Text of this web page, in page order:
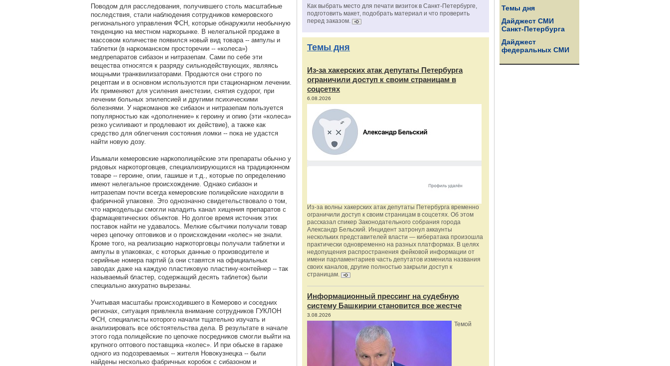
Поводом для расследования, получившего столь масштабные
последствия, стали наблюдения сотрудников кемеровского
регионального управления ФСН, которые обнаружили необычную
тенденцию на местном наркорынке. В нелегальной продаже в
массовом количестве появился новый вид товара -- ампулы и
таблетки (в наркоманском просторечии -- «колеса»)
медпрепаратов сибазон и нитразепам. Сами по себе эти
вещества относятся к разряду сильнодействующих, являясь
мощными транквилизаторами. Продаются они строго по
рецептам и в основном используются при стационарном лечении.
Их применяют для усиления анестезии, снятия судорог, при
лечении больных эпилепсией и другими психическими
болезнями. У наркоманов же сибазон и нитразепам пользуется
популярностью как «дополнение» к героину и опию (эти «колеса»
резко усиливают и продлевают их действие), а также как
средство для облегчения состояния ломки -- пока не удастся
найти новую дозу.
Изымали кемеровские наркополицейские эти препараты обычно у
рядовых наркоторговцев, специализирующихся на традиционном
товаре -- героине, опии, гашише и т.д., которые по определению
имеют нелегальное происхождение. Однако сибазон и
нитразепам почти всегда кемеровские полицейские находили в
фабричной упаковке. Это однозначно свидетельствовало о том,
что наркодельцы смогли наладить канал хищения препаратов с
фармацевтических объектов. Но долгое время источник этих
поставок найти не удавалось. Мелкие сбытчики получали товар
через цепочку оптовиков и о происхождении «колес» не знали.
Кроме того, на реализацию наркоторговцы получали таблетки и
ампулы в упаковках, с которых данные о производителе и
серийные номера партий (а они ставятся на официальных
заводах даже на каждую пластиковую пластину-контейнер -- так
называемый бластер, содержащий десять таблеток) были
специально аккуратно вырезаны.
Учитывая масштабы происходившего в Кемерово и соседних
регионах, ситуация привлекла внимание сотрудников ГУКЛОН
ФСН, специалисты которого начали тщательно изучать и
анализировать все обстоятельства дела. В результате в начале
этого года полицейские по цепочке посредников смогли выйти на
крупного оптового поставщика «колес». И при обыске в гараже
одного из подозреваемых -- жителя Новокузнецка -- были
найдены несколько фабричных коробок с сибазоном и
Как выбрать место для печати визиток в Санкт-Петербурге,
подготовить макет, подобрать материал и что проверить
перед заказом.
Темы дня
Из‑за хакерских атак депутаты Петербурга
ограничили доступ к своим страницам в
соцсетях
6.08.2026
Из‑за волны хакерских атак депутаты Петербурга временно
ограничили доступ к своим страницам в соцсетях. Об этом
рассказал спикер Законодательного собрания города
Александр Бельский. Инцидент затронул аккаунты
нескольких представителей власти — кибератака произошла
практически одновременно на разных платформах. В целях
недопущения распространения фейковой информации от
имени парламентариев часть депутатов изменила названия
своих каналов, другие полностью закрыли доступ к
страницам.
Информационный прессинг на судебную
систему Башкирии становится все жестче
3.08.2026
Темой
Темы дня
Дайджест СМИ
Санкт-Петербурга
Дайджест
федеральных СМИ